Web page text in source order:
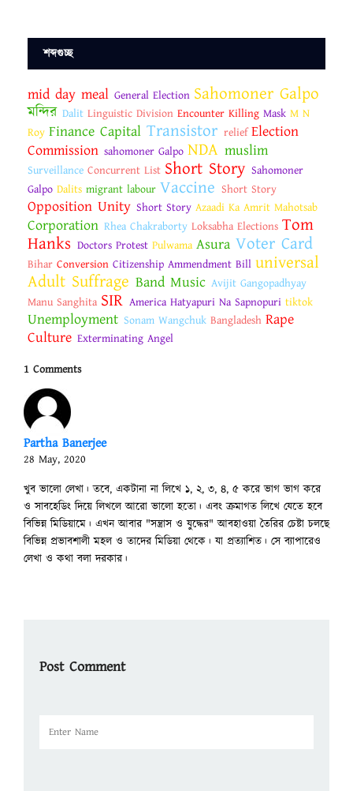
শব্দগুচ্ছ
mid day meal General Election Sahomoner Galpo
মন্দির Dalit Linguistic Division Encounter Killing Mask M N
Roy Finance Capital Transistor relief Election
Commission sahomoner Galpo NDA muslim
Surveillance Concurrent List Short Story Sahomoner
Galpo Dalits migrant labour Vaccine Short Story
Opposition Unity Short Story Azaadi Ka Amrit Mahotsab
Corporation Rhea Chakraborty Loksabha Elections Tom
Hanks Doctors Protest Pulwama Asura Voter Card
Bihar Conversion Citizenship Ammendment Bill universal
Adult Suffrage Band Music Avijit Gangopadhyay
Manu Sanghita SIR America Hatyapuri Na Sapnopuri tiktok
Unemployment Sonam Wangchuk Bangladesh Rape
Culture Exterminating Angel
1 Comments
Partha Banerjee
28 May, 2020
খুব ভালো লেখা। তবে, একটানা না লিখে ১, ২, ৩, ৪, ৫ করে ভাগ ভাগ করে
ও সাবহেডিং দিয়ে লিখলে আরো ভালো হতো। এবং ক্রমাগত লিখে যেতে হবে
বিভিন্ন মিডিয়ামে। এখন আবার "সন্ত্রাস ও যুদ্ধের" আবহাওয়া তৈরির চেষ্টা চলছে
বিভিন্ন প্রভাবশালী মহল ও তাদের মিডিয়া থেকে। যা প্রত্যাশিত। সে ব্যাপারেও
লেখা ও কথা বলা দরকার।
Post Comment